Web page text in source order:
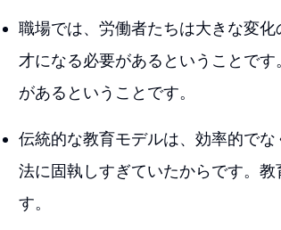
職場では、労働者たちは大きな変
才になる必要があるということで
があるということです。
伝統的な教育モデルは、効率的で
法に固執しすぎていたからです。
す。